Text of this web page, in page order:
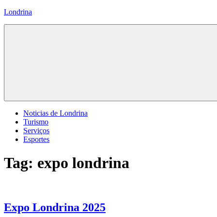
Pular
Londrina
Noticias de Londrina
Turismo
Serviços
Esportes
Tag: expo londrina
Expo Londrina 2025